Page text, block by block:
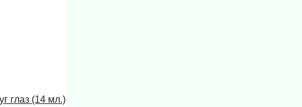
глаз (14 мл.)